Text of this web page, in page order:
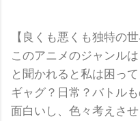
【良くも悪くも独特の世
このアニメのジャンルは
と聞かれると私は困って
ギャグ？日常？バトルも
面白いし、色々考えさせ